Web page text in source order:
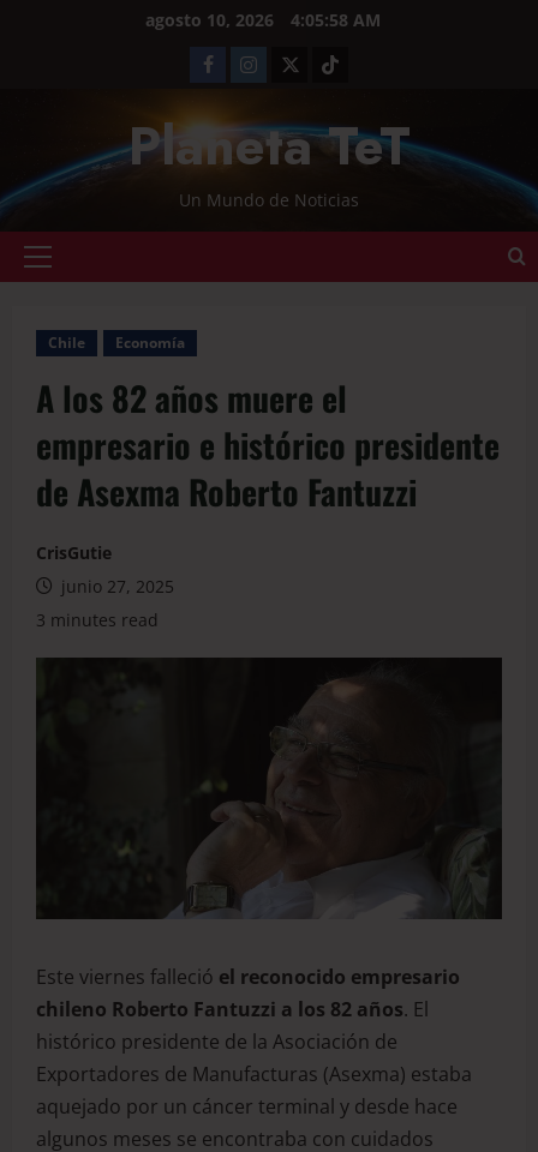
agosto 10, 2026 4:05:58 AM
Planeta TeT
Un Mundo de Noticias
Chile Economía
A los 82 años muere el
empresario e histórico presidente
de Asexma Roberto Fantuzzi
CrisGutie
junio 27, 2025
3 minutes read
Este viernes falleció el reconocido empresario
chileno Roberto Fantuzzi a los 82 años. El
histórico presidente de la Asociación de
Exportadores de Manufacturas (Asexma) estaba
aquejado por un cáncer terminal y desde hace
algunos meses se encontraba con cuidados